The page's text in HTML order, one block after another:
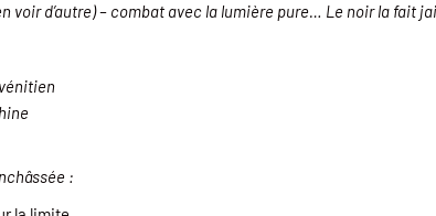
voir d’autre) – combat avec la lumière pure… Le noir la fait
: